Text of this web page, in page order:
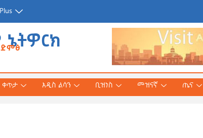
ቀጥታ አዲስ ልሳን ቢዝነስ መዝናኛ ጤና